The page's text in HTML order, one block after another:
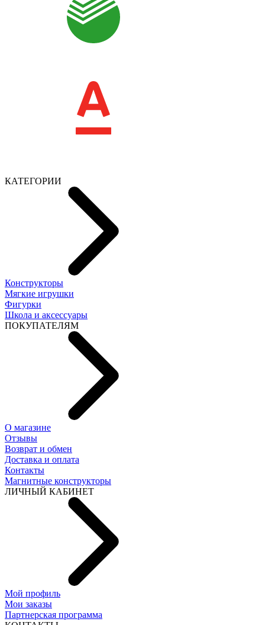
КАТЕГОРИИ
Конструкторы
Мягкие игрушки
Фигурки
Школа и аксессуары
ПОКУПАТЕЛЯМ
О магазине
Отзывы
Возврат и обмен
Доставка и оплата
Контакты
Магнитные конструкторы
ЛИЧНЫЙ КАБИНЕТ
Мой профиль
Мои заказы
Партнерская программа